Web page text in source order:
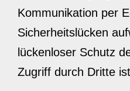
Kommunikation per
Sicherheitslücken
lückenloser Schutz
Zugriff durch Dritte